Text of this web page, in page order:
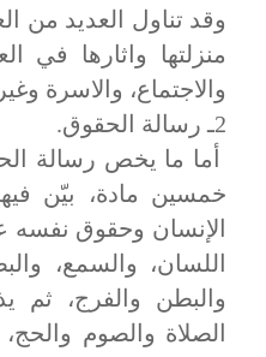
وقد تناول العديد من
منزلتها واثارها في
والاجتماع، والاسرة
2ـ رسالة الحقوق.
أما ما يخص رسالة
خمسين مادة، بيّن
الإنسان وحقوق نفسه
اللسان، والسمع،
والبطن والفرج، ثم
الصلاة والصوم